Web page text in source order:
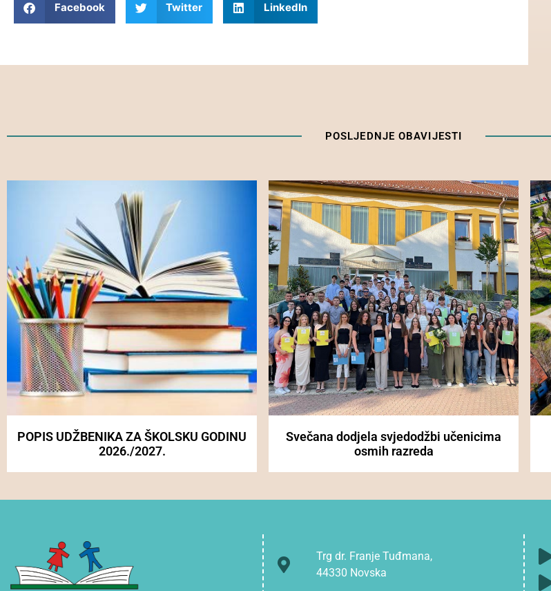
Facebook Twitter LinkedIn
POSLJEDNJE OBAVIJESTI
POPIS UDŽBENIKA ZA ŠKOLSKU GODINU
2026./2027.
Svečana dodjela svjedodžbi učenicima
osmih razreda
Trg dr. Franje Tuđmana,
44330 Novska